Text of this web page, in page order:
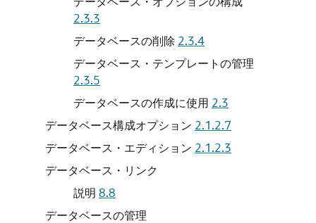
2.3.3
データベースの削除 2.3.4
データベース・テンプレートの管理
2.3.5
データベースの作成に使用 2.3
データベース構成オプション 2.1.2.7
データベース・エディション 2.1.2.3
データベース・リンク
説明 8.8
データベースの管理